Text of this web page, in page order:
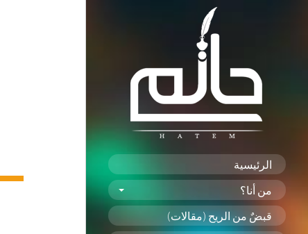
الرئيسية
من أنا؟
قبضٌ من الريح (مقالات)